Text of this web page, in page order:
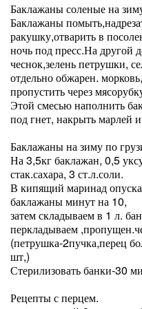
Баклажаны соленые на
Баклажаны
ракушку,отварить в
ночь под пресс.На другой
чеснок,зелень петрушки,
отдельно обжарен.
пропустить через
Этой смесью наполнить
под гнет, накрыть марлей
Баклажаны на зиму по
На 3,5кг баклажан, 0,5
стак.сахара, 3 ст.л.соли.
В кипящий маринад
баклажаны минут на 10,
затем складываем в 1 л.
перкладываем
(петрушка-2пучка,перец
шт,)
Стерилизовать банки-30
Рецепты с перцем.